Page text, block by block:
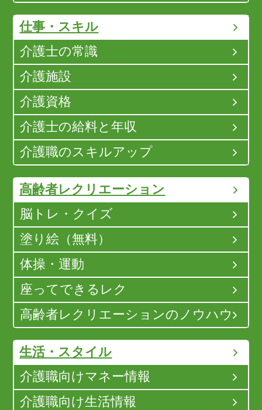
仕事・スキル
介護士の常識
介護施設
介護資格
介護士の給料と年収
介護職のスキルアップ
高齢者レクリエーション
脳トレ・クイズ
塗り絵（無料）
体操・運動
座ってできるレク
高齢者レクリエーションのノウハウ
生活・スタイル
介護職向けマネー情報
介護職向け生活情報